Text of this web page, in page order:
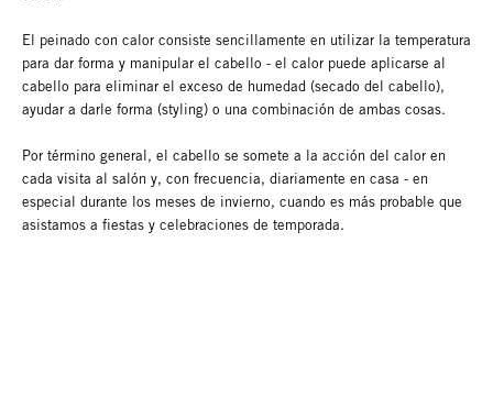
El peinado con calor consiste sencillamente en utilizar la temperatura
para dar forma y manipular el cabello - el calor puede aplicarse al
cabello para eliminar el exceso de humedad (secado del cabello),
ayudar a darle forma (styling) o una combinación de ambas cosas.
Por término general, el cabello se somete a la acción del calor en
cada visita al salón y, con frecuencia, diariamente en casa - en
especial durante los meses de invierno, cuando es más probable que
asistamos a fiestas y celebraciones de temporada.